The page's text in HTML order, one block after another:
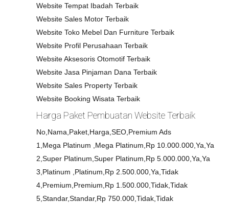
Website Tempat Ibadah Terbaik
Website Sales Motor Terbaik
Website Toko Mebel Dan Furniture Terbaik
Website Profil Perusahaan Terbaik
Website Aksesoris Otomotif Terbaik
Website Jasa Pinjaman Dana Terbaik
Website Sales Property Terbaik
Website Booking Wisata Terbaik
Harga Paket Pembuatan Website Terbaik
No,Nama,Paket,Harga,SEO,Premium Ads
1,Mega Platinum ,Mega Platinum,Rp 10.000.000,Ya,Ya
2,Super Platinum,Super Platinum,Rp 5.000.000,Ya,Ya
3,Platinum ,Platinum,Rp 2.500.000,Ya,Tidak
4,Premium,Premium,Rp 1.500.000,Tidak,Tidak
5,Standar,Standar,Rp 750.000,Tidak,Tidak